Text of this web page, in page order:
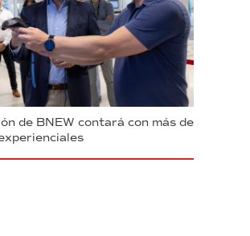
de BNEW contará con más de